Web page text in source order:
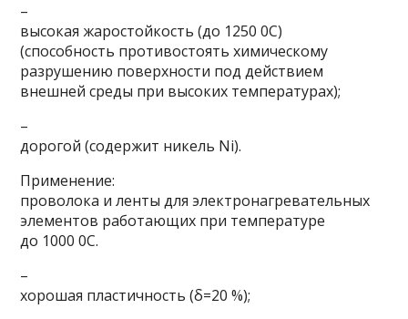
–
высокая жаростойкость (до 1250 0С)
(способность противостоять химическому
разрушению поверхности под действием
внешней среды при высоких температурах);
–
дорогой (содержит никель Ni).
Применение:
проволока и ленты для электронагревательных
элементов работающих при температуре
до 1000 0C.
–
хорошая пластичность (δ=20 %);